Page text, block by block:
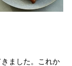
ました。これか